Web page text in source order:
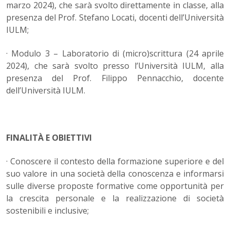
marzo 2024), che sarà svolto direttamente in classe, alla
presenza del Prof. Stefano Locati, docenti dell’Università
IULM;
· Modulo 3 – Laboratorio di (micro)scrittura (24 aprile
2024), che sarà svolto presso l’Università IULM, alla
presenza del Prof. Filippo Pennacchio, docente
dell’Università IULM.
FINALITÀ E OBIETTIVI
· Conoscere il contesto della formazione superiore e del
suo valore in una società della conoscenza e informarsi
sulle diverse proposte formative come opportunità per
la crescita personale e la realizzazione di società
sostenibili e inclusive;